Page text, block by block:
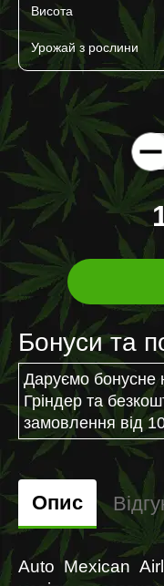
Висота
Урожай з рослини
Бонуси та
Даруємо бонусне
Гріндер та
замовлення від
Опис
Auto Mexican